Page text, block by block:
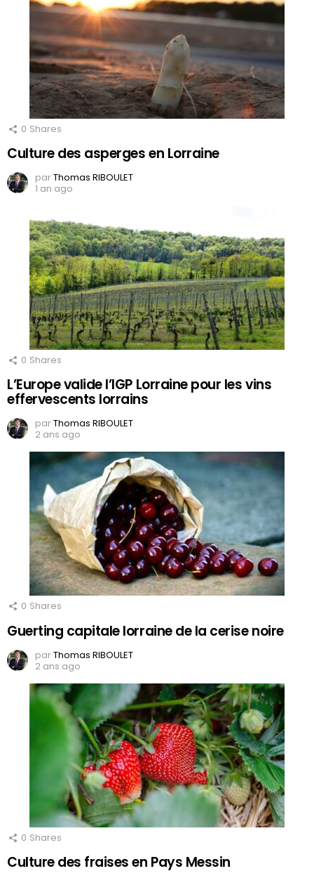
0 Shares
Culture des asperges en Lorraine
parThomas RIBOULET
1 an ago
0 Shares
L’Europe valide l’IGP Lorraine pour les vins
effervescents lorrains
parThomas RIBOULET
2 ans ago
0 Shares
Guerting capitale lorraine de la cerise noire
parThomas RIBOULET
2 ans ago
0 Shares
Culture des fraises en Pays Messin